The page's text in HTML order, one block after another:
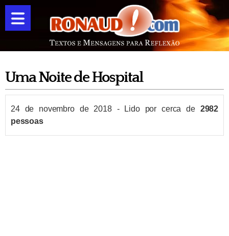
Uma Noite de Hospital
24 de novembro de 2018- Lido por cerca de 2982
pessoas